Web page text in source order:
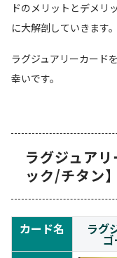
ドのメリットとデメリ
に大解剖していきます。
ラグジュアリーカード
幸いです。
ラグジュア
ック/チタン
カード名 ラグ